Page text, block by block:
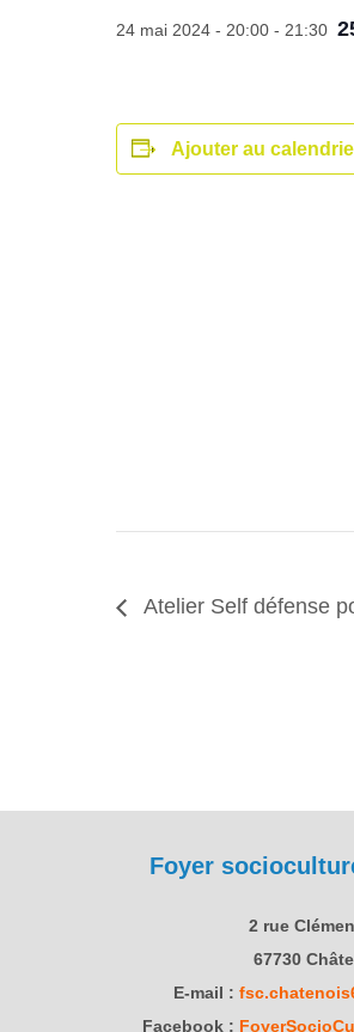
24 mai 2024 - 20:00 - 21:30
Ajouter au
Atelier Self défense
Foyer
2 rue
67730
E-mail :
Facebook :